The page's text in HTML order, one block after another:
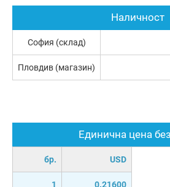
Единична цена
бр. USD
1 0.21600
Наличност
София (склад)
Пловдив (магазин)